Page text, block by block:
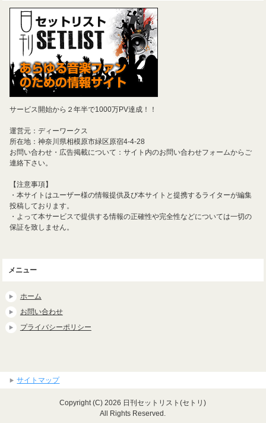
サービス開始から２年半で1000万PV達成！！
運営元：ディーワークス
所在地：神奈川県相模原市緑区原宿4-4-28
お問い合わせ・広告掲載について：サイト内のお問い合わせフォームからご
連絡下さい。
【注意事項】
・本サイトはユーザー様の情報提供及び本サイトと提携するライターが編集
投稿しております。
・よって本サービスで提供する情報の正確性や完全性などについては一切の
保証を致しません。
メニュー
ホーム
お問い合わせ
プライバシーポリシー
サイトマップ
Copyright (C) 2026 日刊セットリスト(セトリ)
All Rights Reserved.